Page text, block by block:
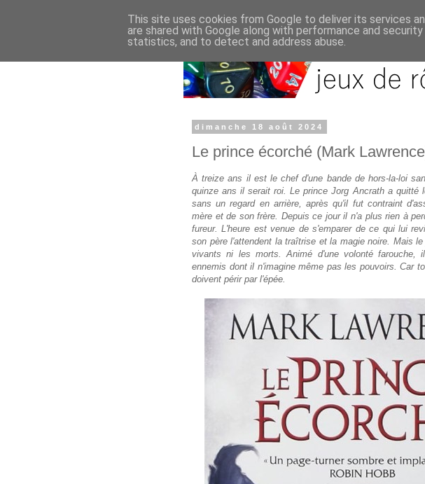
dimanche 18 août 2024
Le prince écorché (Mark
À treize ans il est le chef d'une bande de hors-la-loi
quinze ans il serait roi. Le prince Jorg Ancrath a quitté
sans un regard en arrière, après qu'il fut contraint
mère et de son frère. Depuis ce jour il n'a plus rien à
fureur. L'heure est venue de s'emparer de ce qui lui
son père l'attendent la traîtrise et la magie noire. Mais
vivants ni les morts. Animé d'une volonté farouche,
ennemis dont il n'imagine même pas les pouvoirs. Car
doivent périr par l'épée.
This site uses cookies from Google to deliver its services
are shared with Google along with performance and
statistics, and to detect and address abuse.